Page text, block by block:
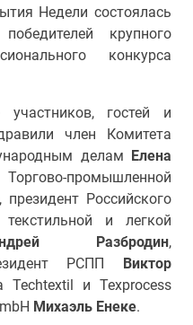
Недели состоялась
крупного
конкурса
гостей и
член Комитета
делам Елена
промышленной
, президент Российского
и легкой
Разбродин,
РСПП Виктор
Techtextil и Texprocess
Михаэль Енеке.